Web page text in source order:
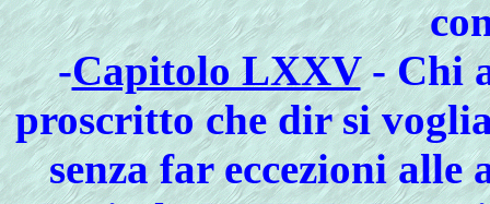
-Capitolo LXXV- Chi
proscritto che dir si
senza far eccezioni